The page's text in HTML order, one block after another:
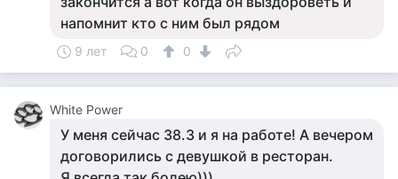
напомнит кто с ним был рядом
9 лет 0 0
White Power
У меня сейчас 38.3 и я на работе! А вечером
договорились с девушкой в ресторан.